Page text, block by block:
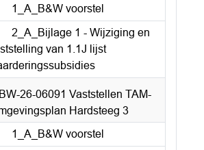
1_A_B&W voorstel
2_A_Bijlage 1 - Wijziging en
van 1.1J lijst
26-06091 Vaststellen TAM-
Hardsteeg 3
1_A_B&W voorstel